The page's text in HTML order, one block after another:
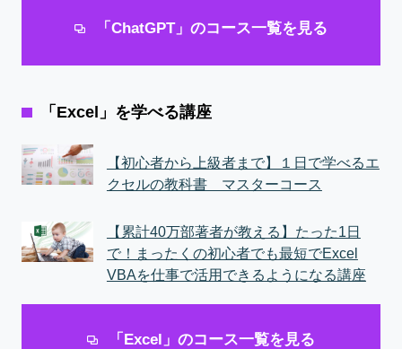
「ChatGPT」のコース一覧を見る
「Excel」を学べる講座
【初心者から上級者まで】１日で学べるエ
クセルの教科書 マスターコース
【累計40万部著者が教える】たった1日
で！まったくの初心者でも最短でExcel
VBAを仕事で活用できるようになる講座
「Excel」のコース一覧を見る